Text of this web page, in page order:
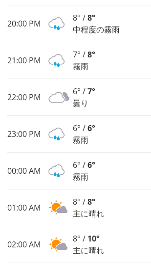
20:00 PM
8° /8°
中程度の霧雨
21:00 PM
7° /8°
霧雨
22:00 PM
6° /7°
曇り
23:00 PM
6° /6°
霧雨
00:00 AM
6° /6°
霧雨
01:00 AM
8° /8°
主に晴れ
02:00 AM
8° / 10°
主に晴れ